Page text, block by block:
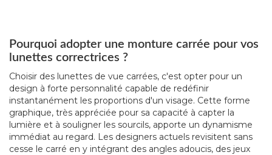
Pourquoi adopter une monture carrée pour vos
lunettes correctrices ?
Choisir des lunettes de vue carrées, c'est opter pour un
design à forte personnalité capable de redéfinir
instantanément les proportions d'un visage. Cette forme
graphique, très appréciée pour sa capacité à capter la
lumière et à souligner les sourcils, apporte un dynamisme
immédiat au regard. Les designers actuels revisitent sans
cesse le carré en y intégrant des angles adoucis, des jeux